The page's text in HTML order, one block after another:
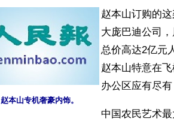
赵本山专机奢豪内饰。
赵本山订购的
大庞巴迪公司
总价高达2亿元
赵本山特意在
办公区应有尽
中国农民艺术